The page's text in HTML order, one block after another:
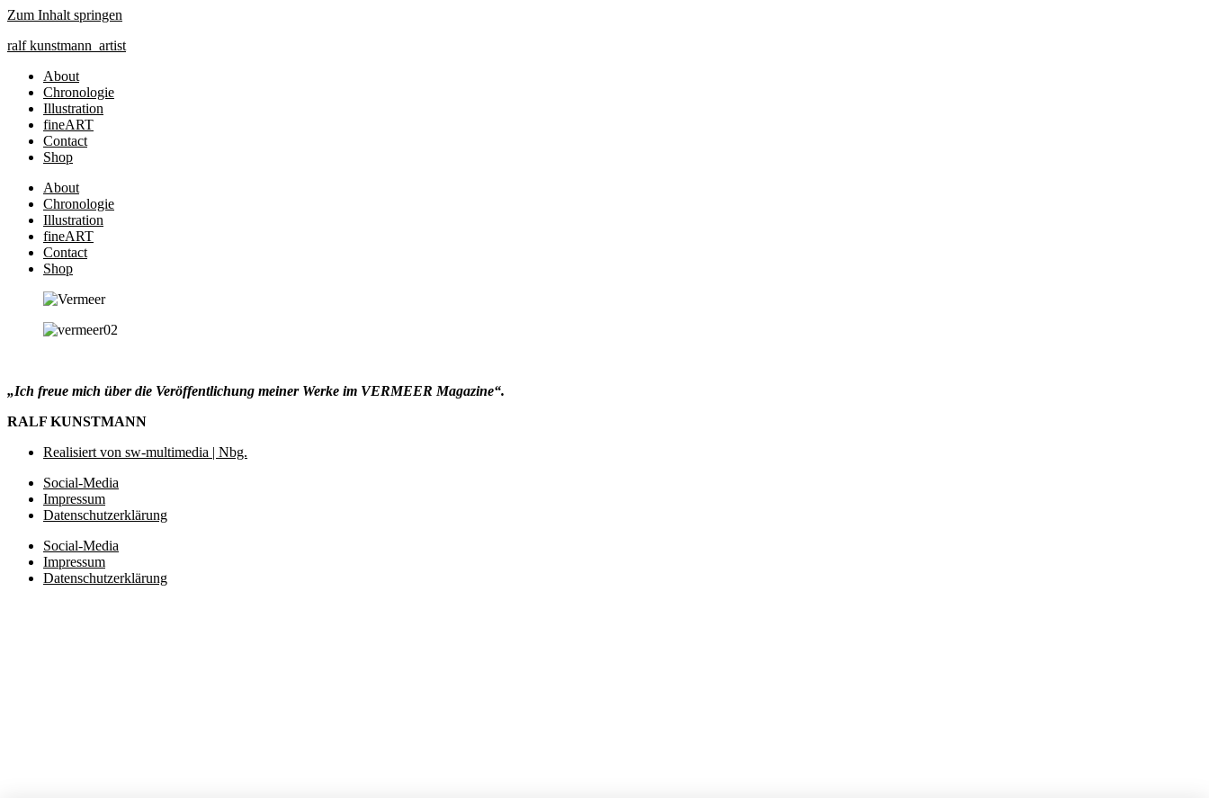
Zum Inhalt springen
ralfkunstmann artist
About
Chronologie
Illustration
fineART
Contact
Shop
About
Chronologie
Illustration
fineART
Contact
Shop
„Ich freue mich über die Veröffentlichung meiner Werke im VERMEER Magazine“.
RALF KUNSTMANN
Realisiert von sw-multimedia | Nbg.
Social-Media
Impressum
Datenschutzerklärung
Social-Media
Impressum
Datenschutzerklärung